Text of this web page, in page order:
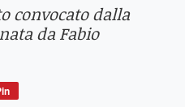
convocato dalla
da Fabio